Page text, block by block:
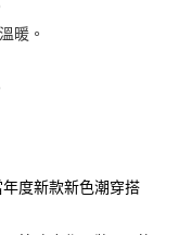
商業銀行
商業銀行
行
商業銀行
行
商業銀行
商業銀行
行
灣）商業銀行
商業銀行
銀行
商業銀行
商業銀行
銀行
商業銀行
暖。
度新款新色潮穿搭